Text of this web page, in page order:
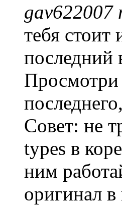
gav622007
тебя стоит
последний
Просмотри
Совет: не
types в
ним
оригинал в